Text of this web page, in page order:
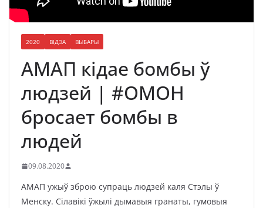
2020 ВІДЭА ВЫБАРЫ
АМАП кідае бомбы ў
людзей | #ОМОН
бросает бомбы в
людей
09.08.2020
АМАП ужыў зброю супраць людзей каля Стэлы ў
Менску. Сілавікі ўжылі дымавыя гранаты, гумовыя